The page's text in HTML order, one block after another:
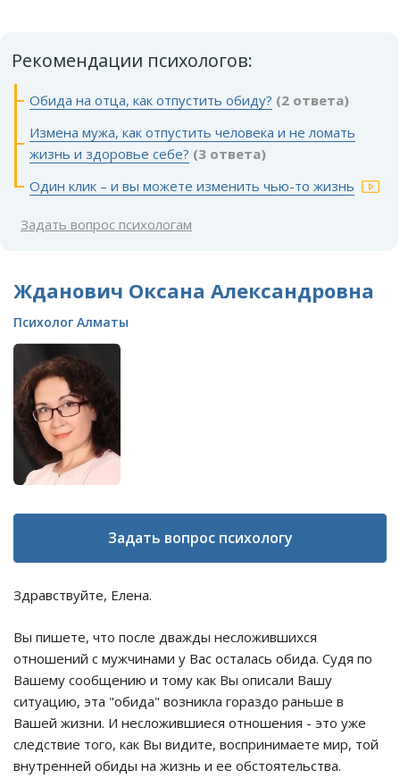
Рекомендации психологов:
Обида на отца, как отпустить обиду? (2 ответа)
Измена мужа, как отпустить человека и не ломать
жизнь и здоровье себе? (3 ответа)
Один клик – и вы можете изменить чью-то жизнь
Задать вопрос психологам
Жданович Оксана Александровна
Психолог Алматы
Задать вопрос психологу
Здравствуйте, Елена.
Вы пишете, что после дважды несложившихся
отношений с мужчинами у Вас осталась обида. Судя по
Вашему сообщению и тому как Вы описали Вашу
ситуацию, эта "обида" возникла гораздо раньше в
Вашей жизни. И несложившиеся отношения - это уже
следствие того, как Вы видите, воспринимаете мир, той
внутренней обиды на жизнь и ее обстоятельства.